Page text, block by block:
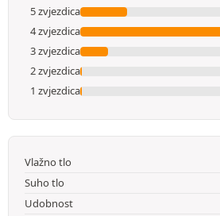
5 zvjezdica
4 zvjezdica
3 zvjezdica
2 zvjezdica
1 zvjezdica
Vlažno tlo
Suho tlo
Udobnost